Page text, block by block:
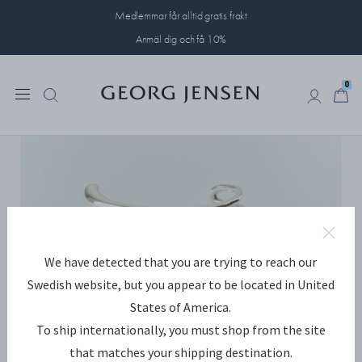
Medlemmar får alltid gratis frakt
Anmäl dig och få 10%
0
We have detected that you are trying to reach our
Swedish website, but you appear to be located in United
States of America.
To ship internationally, you must shop from the site
that matches your shipping destination.